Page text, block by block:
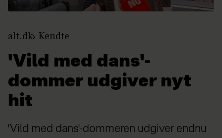
alt.dk Kendte
'Vild med dans'-
dommer udgiver nyt
hit
'Vild med dans'-dommeren udgiver endnu